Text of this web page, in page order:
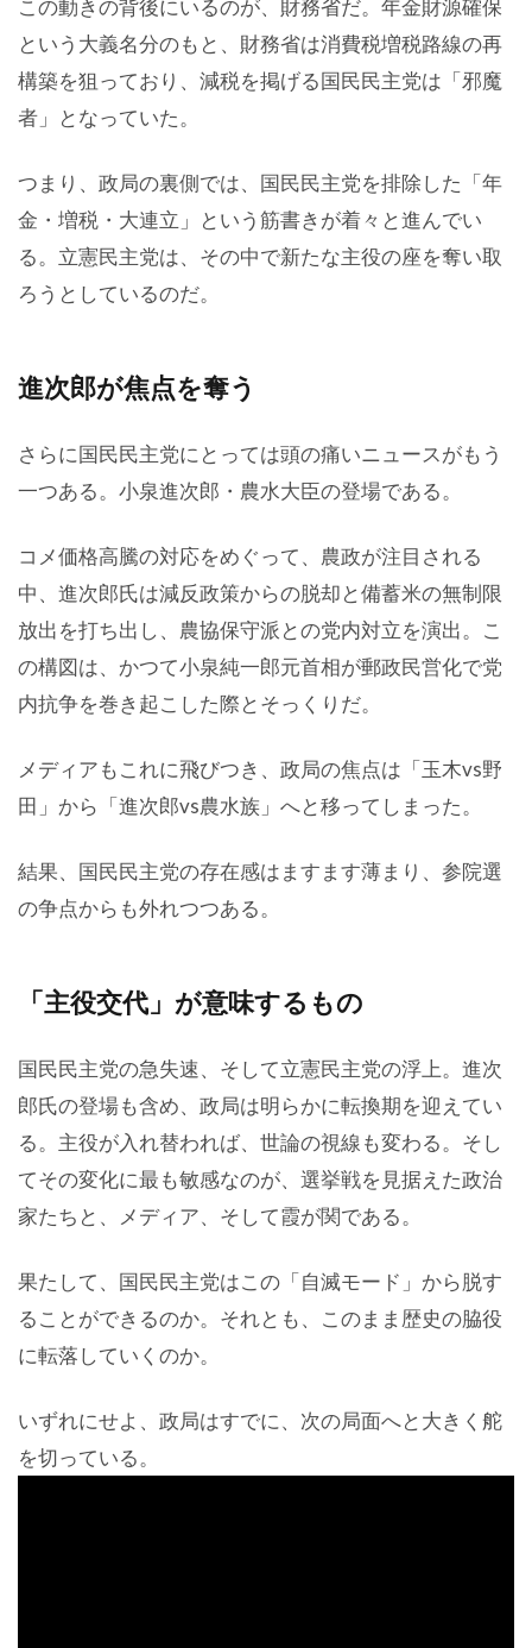
この動きの背後にいるのが、財務省だ。年金財源確保
という大義名分のもと、財務省は消費税増税路線の再
構築を狙っており、減税を掲げる国民民主党は「邪魔
者」となっていた。
つまり、政局の裏側では、国民民主党を排除した「年
金・増税・大連立」という筋書きが着々と進んでい
る。立憲民主党は、その中で新たな主役の座を奪い取
ろうとしているのだ。
進次郎が焦点を奪う
さらに国民民主党にとっては頭の痛いニュースがもう
一つある。小泉進次郎・農水大臣の登場である。
コメ価格高騰の対応をめぐって、農政が注目される
中、進次郎氏は減反政策からの脱却と備蓄米の無制限
放出を打ち出し、農協保守派との党内対立を演出。こ
の構図は、かつて小泉純一郎元首相が郵政民営化で党
内抗争を巻き起こした際とそっくりだ。
メディアもこれに飛びつき、政局の焦点は「玉木vs野
田」から「進次郎vs農水族」へと移ってしまった。
結果、国民民主党の存在感はますます薄まり、参院選
の争点からも外れつつある。
「主役交代」が意味するもの
国民民主党の急失速、そして立憲民主党の浮上。進次
郎氏の登場も含め、政局は明らかに転換期を迎えてい
る。主役が入れ替われば、世論の視線も変わる。そし
てその変化に最も敏感なのが、選挙戦を見据えた政治
家たちと、メディア、そして霞が関である。
果たして、国民民主党はこの「自滅モード」から脱す
ることができるのか。それとも、このまま歴史の脇役
に転落していくのか。
いずれにせよ、政局はすでに、次の局面へと大きく舵
を切っている。